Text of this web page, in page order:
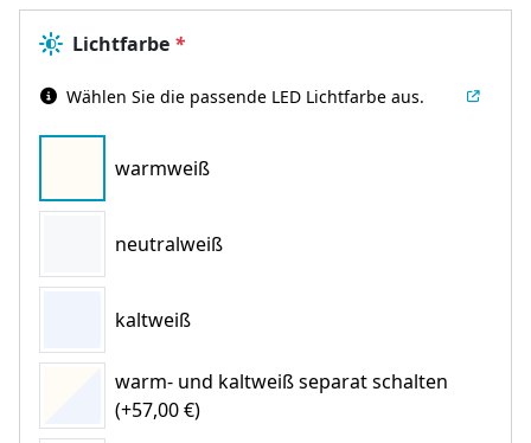
Lichtfarbe *
Wählen Sie die passende LED Lichtfarbe aus.
warmweiß
neutralweiß
kaltweiß
warm- und kaltweiß separat schalten
(+57,00 €)